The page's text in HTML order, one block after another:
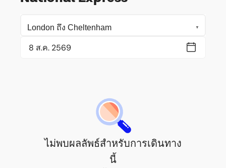
ไม่พบผลลัพธ์สำหรับการเดินทาง
นี้